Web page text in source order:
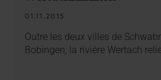
01.11.2015
Outre les deux villes de
Bobingen, la rivière Wertach